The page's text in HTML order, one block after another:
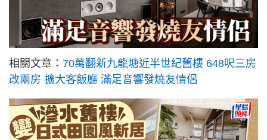
相關文章： 70萬翻新九龍塘近半世紀舊樓 648呎三房
改兩房 擴大客飯廳 滿足音響發燒友情侶